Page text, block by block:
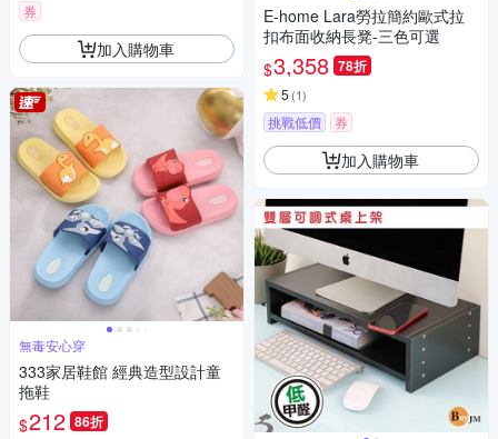
券
加入購物車
無毒安心穿
333家居鞋館 經典造型設計童
拖鞋
$212 86折
E-home Lara勞拉簡約歐式拉
扣布面收納長凳-三色可選
$3,358 78折
5 (1)
挑戰低價 券
加入購物車